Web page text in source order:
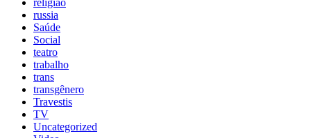
russia
Saúde
Social
teatro
trabalho
trans
transgênero
Travestis
TV
Uncategorized